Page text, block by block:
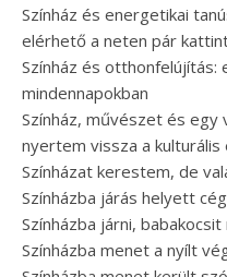
Színház és energetikai
elérhető a neten pár
Színház és otthonfelújítás:
mindennapokban
Színház, művészet és egy
nyertem vissza a
Színházat kerestem, de
Színházba járás helyett
Színházba járni,
Színházba menet a nyílt